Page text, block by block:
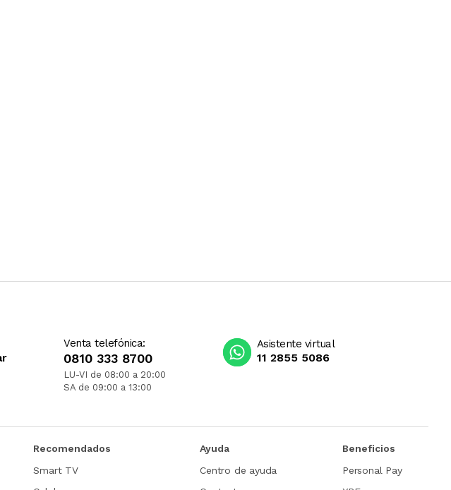
Venta telefónica:
0810 333 8700
LU-VI de 08:00 a 20:00
SA de 09:00 a 13:00
Asistente virtual
11 2855 5086
Recomendados
Smart TV
Ayuda
Centro de ayuda
Beneficios
Personal Pay